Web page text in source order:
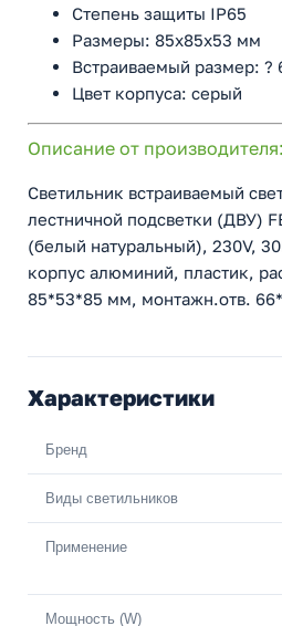
Степень защиты IP65
Размеры: 85x85x53 мм
Встраиваемый размер: ?
Цвет корпуса: серый
Описание от производителя:
Светильник встраиваемый
лестничной подсветки (ДВУ)
(белый натуральный), 230V,
корпус алюминий, пластик,
85*53*85 мм, монтажн.отв.
Характеристики
Бренд
Виды светильников
Применение
Мощность (W)